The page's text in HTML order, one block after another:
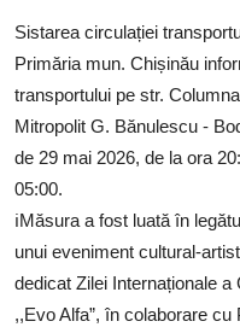
Sectorul Rîșcani
Căutați pe Internet
Sistarea circulației
Primăria mun. Chișinău
transportului pe str.
Mitropolit G. Bănulescu -
de 29 mai 2026, de la ora
05:00.
ℹ️Măsura a fost luată în
unui eveniment cultural-
dedicat Zilei Internaționale
,,Evo Alfa”, în colaborare